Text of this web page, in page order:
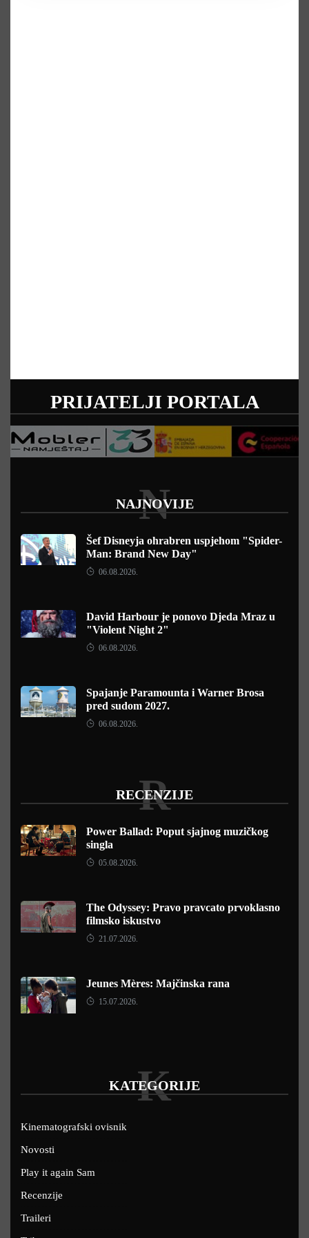
PRIJATELJI PORTALA
NAJNOVIJE
N
Šef Disneyja ohrabren uspjehom "Spider-
Man: Brand New Day"
06.08.2026.
David Harbour je ponovo Djeda Mraz u
"Violent Night 2"
06.08.2026.
Spajanje Paramounta i Warner Brosa
pred sudom 2027.
06.08.2026.
RECENZIJE
R
Power Ballad: Poput sjajnog muzičkog
singla
05.08.2026.
The Odyssey: Pravo pravcato prvoklasno
filmsko iskustvo
21.07.2026.
Jeunes Mères: Majčinska rana
15.07.2026.
KATEGORIJE
K
Kinematografski ovisnik
Novosti
Play it again Sam
Recenzije
Traileri